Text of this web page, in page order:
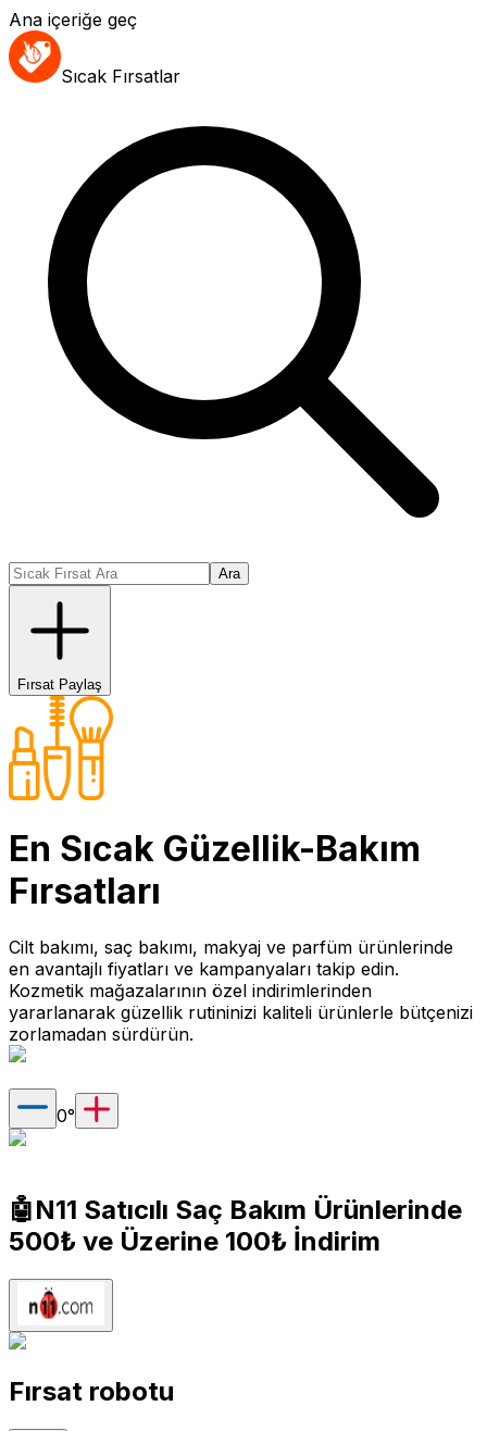
Ana içeriğe geç
Sıcak Fırsatlar
Ara
Fırsat Paylaş
En Sıcak Güzellik-Bakım
Fırsatları
Cilt bakımı, saç bakımı, makyaj ve parfüm ürünlerinde
en avantajlı fiyatları ve kampanyaları takip edin.
Kozmetik mağazalarının özel indirimlerinden
yararlanarak güzellik rutininizi kaliteli ürünlerle bütçenizi
zorlamadan sürdürün.
0°
🤖N11 Satıcılı Saç Bakım Ürünlerinde
500₺ ve Üzerine 100₺ İndirim
Fırsat robotu